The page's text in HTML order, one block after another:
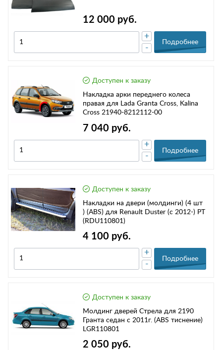
12 000 руб.
-
+
Подробнее
Доступен к заказу
Накладка арки переднего колеса
правая для Lada Granta Cross, Kalina
Cross 21940-8212112-00
7 040 руб.
-
+
Подробнее
Доступен к заказу
Накладки на двери (молдинги) (4 шт
) (ABS) для Renault Duster (с 2012-) PT
(RDU110801)
4 100 руб.
-
+
Подробнее
Доступен к заказу
Молдинг дверей Стрела для 2190
Гранта седан с 2011г. (ABS тиснение)
LGR110801
2 050 руб.